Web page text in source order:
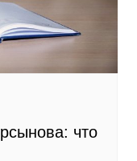
что